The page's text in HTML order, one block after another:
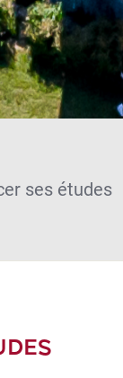
ses études